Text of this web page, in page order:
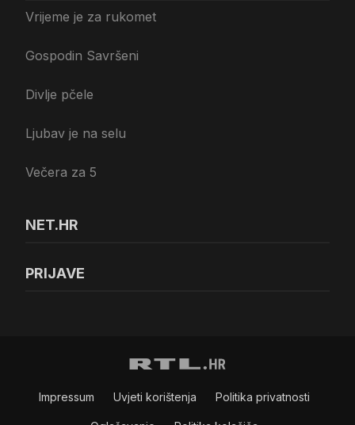
Vrijeme je za rukomet
Gospodin Savršeni
Divlje pčele
Ljubav je na selu
Večera za 5
NET.HR
PRIJAVE
Impressum Uvjeti korištenja Politika privatnosti